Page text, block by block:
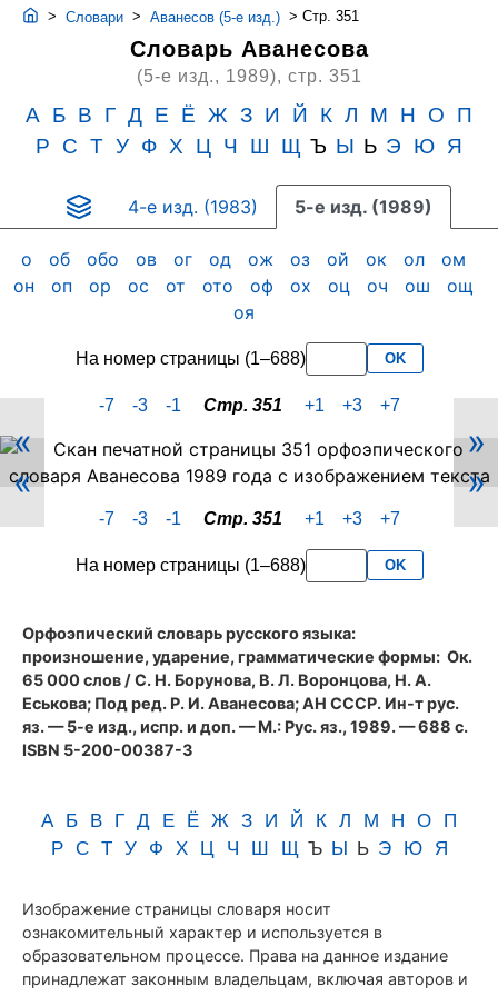
> Словари > Аванесов (5-е изд.) > Стр. 351
Словарь Аванесова
(5-е изд., 1989), стр. 351
А Б В Г Д Е Ё Ж З И Й К Л М Н О
П
Р
С Т У Ф Х Ц Ч Ш Щ Ъ Ы Ь Э Ю Я
4-е изд. (1983) 5-е изд. (1989)
о об обо ов ог од ож оз ой ок ол
ом
он
оп ор ос от ото оф ох оц оч ош
ощ
оя
На номер страницы (1–688) OK
-7 -3 -1 Стр. 351 +1 +3 +7
Скан
PDF-
страницы
351
Аванесова
«
»
«
»
-7 -3 -1 Стр. 351 +1 +3 +7
На номер страницы (1–688) OK
Орфоэпический словарь русского языка:
произношение, ударение, грамматические формы: Ок.
65 000 слов / С. Н. Борунова, В. Л. Воронцова, Н. А.
Еськова; Под ред. Р. И. Аванесова; АН СССР. Ин-т рус.
яз. — 5-е изд., испр. и доп. — М.: Рус. яз., 1989. — 688 с.
ISBN 5-200-00387-3
А Б В Г Д Е Ё Ж З И Й К Л М Н О П
Р С Т У Ф Х Ц Ч Ш Щ Ъ Ы Ь Э Ю Я
Изображение страницы словаря носит
ознакомительный характер и используется в
образовательном процессе. Права на данное издание
принадлежат законным владельцам, включая авторов и